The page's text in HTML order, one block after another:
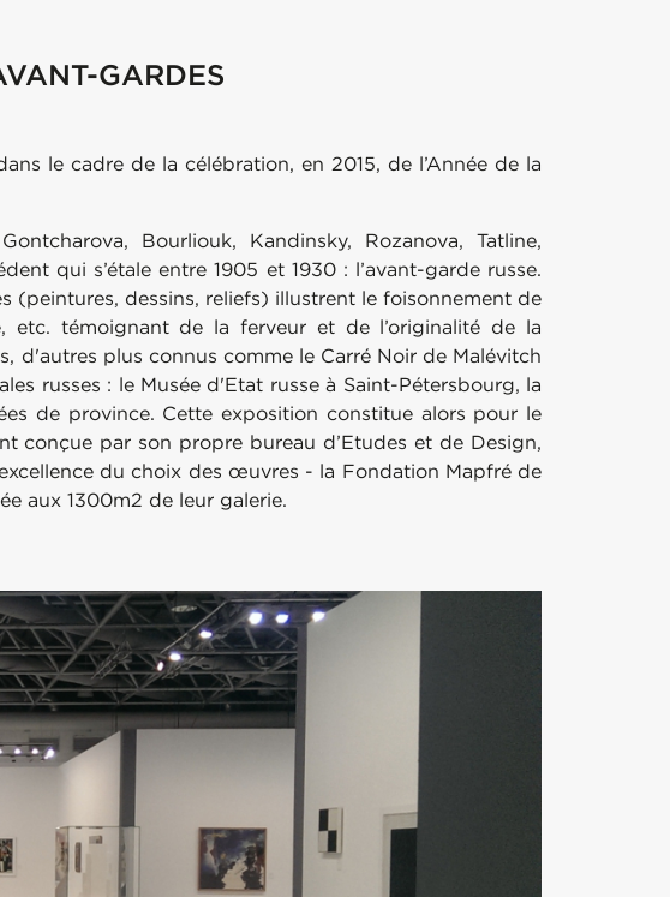
GARDES
le cadre de la célébration, en 2015, de l’Année de la
Bourliouk, Kandinsky, Rozanova, Tatline,
qui s’étale entre 1905 et 1930 : l’avant-garde russe.
(peintures, dessins, reliefs) illustrent le foisonnement de
etc. témoignant de la ferveur et de l’originalité de la
d'autres plus connus comme le Carré Noir de Malévitch
russes : le Musée d'Etat russe à Saint-Pétersbourg, la
de province. Cette exposition constitue alors pour le
conçue par son propre bureau d’Etudes et de Design,
du choix des œuvres - la Fondation Mapfré de
aux 1300m2 de leur galerie.